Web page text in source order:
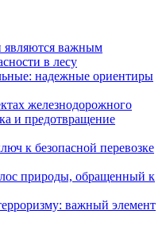
важным
в лесу
надежные ориентиры
железнодорожного
и предотвращение
к безопасной перевозке
природы, обращенный к
важный элемент